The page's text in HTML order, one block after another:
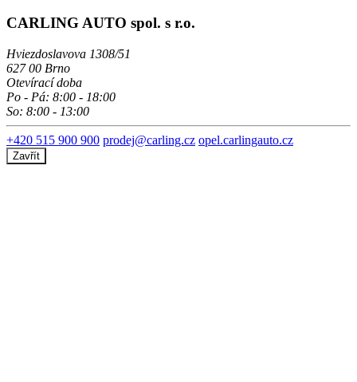
CARLING AUTO spol. s r.o.
Hviezdoslavova 1308/51
627 00 Brno
Otevírací doba
Po - Pá: 8:00 - 18:00
So: 8:00 - 13:00
+420 515 900 900 prodej@carling.cz opel.carlingauto.cz
Zavřít